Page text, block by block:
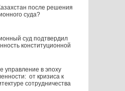
после решения
суда?
суд подтвердил
конституционной
управление в эпоху
от кризиса к
сотрудничества